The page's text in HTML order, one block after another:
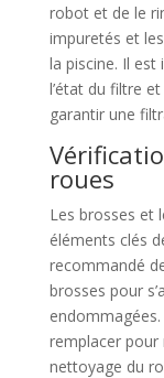
robot et de le
impuretés et
la piscine. Il
l’état du filtre
garantir une
roues
Les brosses et
éléments clés
recommandé
brosses pour
remplacer pour
nettoyage du